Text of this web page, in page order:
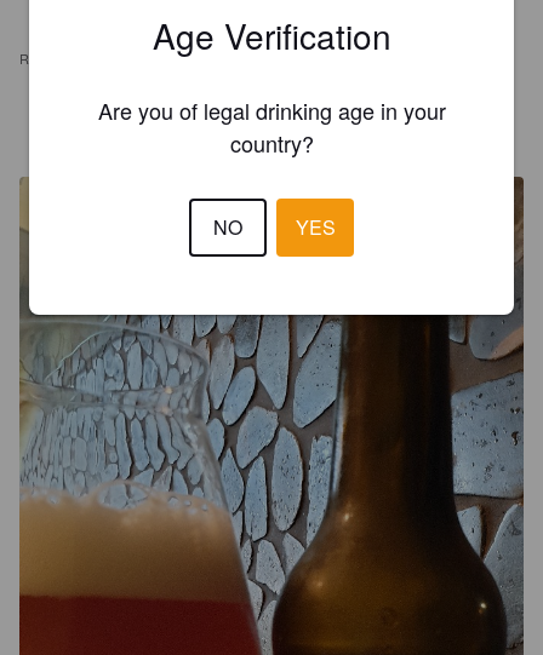
REVIEWS
LINDEN09
Age Verification
Are you of legal drinking age in your
country?
NO YES